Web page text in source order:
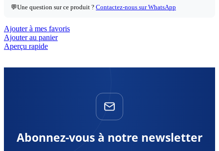
💬Une question sur ce produit ? Contactez-nous sur WhatsApp
Ajouter à mes favoris
Ajouter au panier
Aperçu rapide
Abonnez-vous à notre newsletter